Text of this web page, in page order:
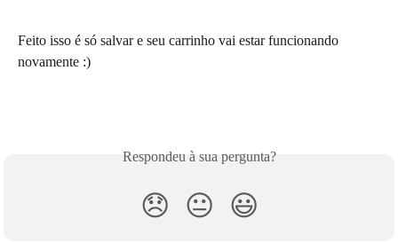
Feito isso é só salvar e seu carrinho vai estar funcionando
novamente :)
Respondeu à sua pergunta?
😞 😐 😃